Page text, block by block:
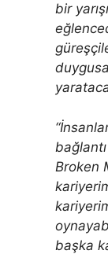
bir
Broken
başka